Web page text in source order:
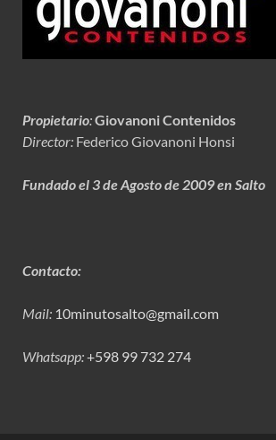
Propietario:Giovanoni Contenidos
Director: Federico Giovanoni Honsi
Fundado el 3 de Agosto de 2009 en Salto
Contacto:
Mail: 10minutosalto@gmail.com
Whatsapp:+598 99 732 274